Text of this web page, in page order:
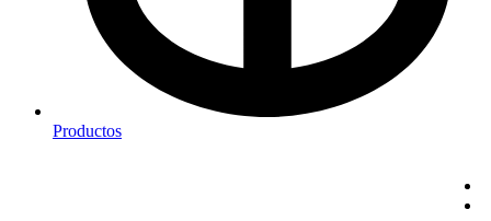
Productos